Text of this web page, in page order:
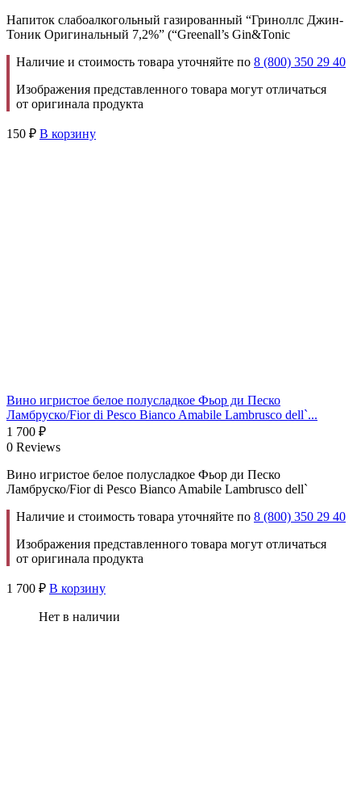
Напиток слабоалкогольный газированный “Гриноллс Джин-
Тоник Оригинальный 7,2%” (“Greenall’s Gin&Tonic
Наличие и стоимость товара уточняйте по 8 (800) 350 29 40
Изображения представленного товара могут отличаться
от оригинала продукта
150 ₽ В корзину
Вино игристое белое полусладкое Фьор ди Песко
Ламбруско/Fior di Pesco Bianco Amabile Lambrusco dell`...
1 700 ₽
0 Reviews
Вино игристое белое полусладкое Фьор ди Песко
Ламбруско/Fior di Pesco Bianco Amabile Lambrusco dell`
Наличие и стоимость товара уточняйте по 8 (800) 350 29 40
Изображения представленного товара могут отличаться
от оригинала продукта
1 700 ₽ В корзину
Нет в наличии